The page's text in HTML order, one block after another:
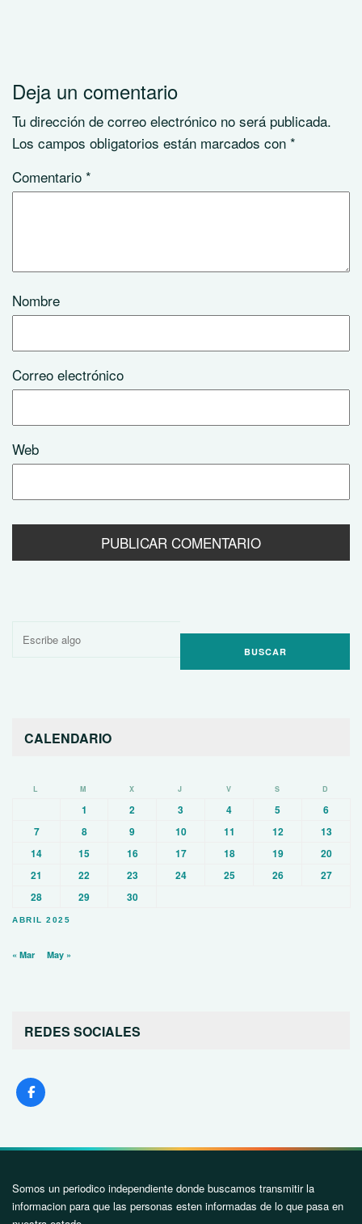
Deja un comentario
Tu dirección de correo electrónico no será publicada.
Los campos obligatorios están marcados con *
Comentario *
Nombre
Correo electrónico
Web
Buscar
CALENDARIO
ABRIL 2025
L M X J V S D
1 2 3 4 5
6
7
8 9 10 11 12
13
14
15 16 17 18 19
20
21
22 23 24 25 26
27
28
29 30
« Mar May »
REDES SOCIALES
Somos un periodico independiente donde buscamos transmitir la
informacion para que las personas esten informadas de lo que pasa en